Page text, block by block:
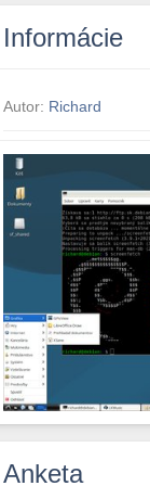
Informácie
Autor: Richard
Anketa